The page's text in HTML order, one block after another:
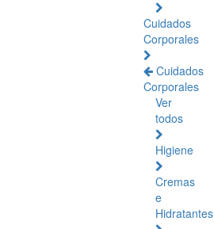
Cuidados
Corporales
Cuidados
Corporales
Ver
todos
Higiene
Cremas
e
Hidratantes